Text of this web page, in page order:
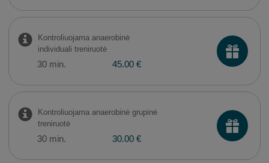
Kontroliuojama anaerobinė
individuali treniruotė
30 min. 45.00 €
Kontroliuojama anaerobinė grupinė
treniruotė
30 min. 30.00 €